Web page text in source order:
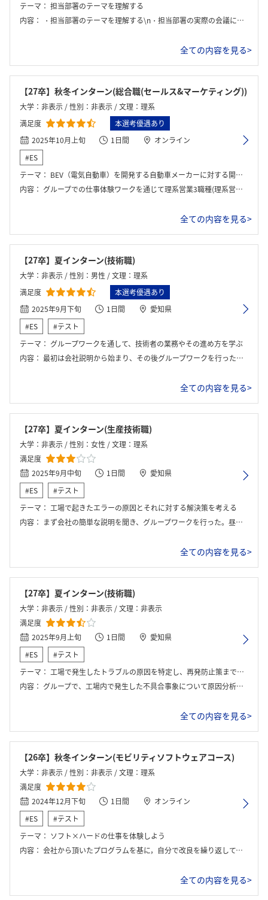
テーマ： 担当部署のテーマを理解する
内容：
・担当部署のテーマを理解する\n・担当部署の実際の会議に参加する\n・工場見学\n・学んだ内容の発表会
全ての内容を見る>
【27卒】秋冬インターン(総合職(セールス&マーケティング))
大学：非表示 / 性別：非表示 / 文理：理系
満足度
本選考優遇あり
2025年10月上旬
1日間
オンライン
#ES
テーマ： BEV（電気自動車）を開発する自動車メーカーに対する開発・提案プロジェクトを、理系営業3職種(理系営業、営業技術、カスタマーサービス技術）それぞれの視点で体験しました。
内容： グループでの仕事体験ワークを通じて理系営業3職種(理系営業、営業技術、カスタマーサービス技術）のそれぞれの業務について学ぶことができる内容でした。\n最後には時間無制限の座談会がありました。
全ての内容を見る>
【27卒】夏インターン(技術職)
大学：非表示 / 性別：男性 / 文理：理系
満足度
本選考優遇あり
2025年9月下旬
1日間
愛知県
#ES
#テスト
テーマ： グループワークを通して、技術者の業務やその進め方を学ぶ
内容： 最初は会社説明から始まり、その後グループワークを行った。 午後もそのグループワークの続きを行い、社員からのフィードバックをいただいた。 グループワーク後は先輩社員の方たちに匿名で質問を行う会があり、さらにグループ単位での社員座談会も行った。 最後に全体のまとめがあり、インターンは終了。
全ての内容を見る>
【27卒】夏インターン(生産技術職)
大学：非表示 / 性別：女性 / 文理：理系
満足度
2025年9月中旬
1日間
愛知県
#ES
#テスト
テーマ： 工場で起きたエラーの原因とそれに対する解決策を考える
内容： まず会社の簡単な説明を聞き、グループワークを行った。昼食をとった後にグループワークの発表を行い、座談会や質問タイムを行った。
全ての内容を見る>
【27卒】夏インターン(技術職)
大学：非表示 / 性別：非表示 / 文理：非表示
満足度
2025年9月上旬
1日間
愛知県
#ES
#テスト
テーマ： 工場で発生したトラブルの原因を特定し、再発防止策まで含めた解決策を提案するケースワーク
内容： グループで、工場内で発生した不具合事象について原因分析を行うワークを実施した。初めに与えられた限られた情報をもとに仮説を立て、議論を通じて論点を整理した。途中で追加の情報カードが提示される形式で、状況の再整理と仮説修正を繰り返しながら、最終的な原因と具体的な対策を導き出した。限られた時間の中で論理的に思考し、チームで協力して意思決定する力が求められる内容であった。
全ての内容を見る>
【26卒】秋冬インターン(モビリティソフトウェアコース)
大学：非表示 / 性別：非表示 / 文理：理系
満足度
2024年12月下旬
1日間
オンライン
#ES
#テスト
テーマ： ソフト×ハードの仕事を体験しよう
内容： 会社から頂いたプログラムを基に，自分で改良を繰り返して，指定のコースをロボットに走らせた． また，わからない点はその都度，担当の社員に質問する．
全ての内容を見る>